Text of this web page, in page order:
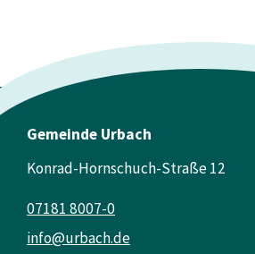
Gemeinde Urbach
Konrad-Hornschuch-Straße 12
info@urbach.de
07181 8007-0